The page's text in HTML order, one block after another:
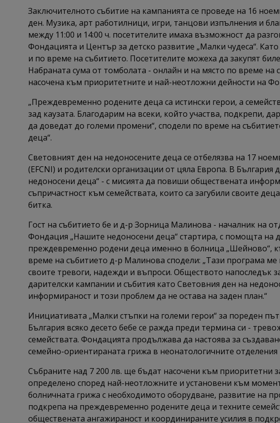
Заключителното събитие на кампанията се проведе на 16
ден. Музика, арт работилници, игри, танцови изпълнения и
между 11:00 и 14:00 ч. посетителите имаха възможност да
Фондацията и Център за детско развитие „Малки чудеса“.
и по време на събитието. Посетителите можеха да закупят
Набраната сума от томболата - онлайн и на място по време
насочена към приоритетните и най-неотложни дейности на
„Преждевременно родените деца са истински герои, а
зад каузата. Благодарим на всеки, който участва, подкрепи,
да доведат до големи промени“, сподели по време на
деца“.
Световният ден на недоносените деца се отбелязва на 17
(EFCNI) и родителски организации от цяла Европа. В
недоносени деца“ - с мисията да повиши обществената
съпричастност към семействата, които са загубили своите
битка.
Гост на събитието бе и д-р Зорница Малинова - началник на
Фондация „Нашите недоносени деца“ стартира, с помощта на
преждевременно родени деца именно в болница „Шейново“,
време на събитието д-р Малинова сподели: „Тази програма
своите тревоги, надежди и въпроси. Обществото напоследък
дарителски кампании и събития като Световния ден на
информираност и този проблем да не остава на заден план.“
Инициативата „Малки стъпки на големи герои“ за пореден
България всяко десето бебе се ражда преди термина си -
семействата. Фондацията продължава да настоява за
семейно-ориентираната грижа в неонатологичните отделения
Събраните над 7 200 лв. ще бъдат насочени към приоритетни
определено според най-неотложните и установени към
болничната грижа с необходимото оборудване, развитие на
подкрепа на преждевременно родените деца и техните
обществената ангажираност и координираните усилия в